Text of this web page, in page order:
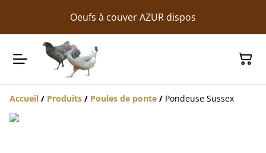
Oeufs à couver AZUR dispos
Accueil / Produits / Poules de ponte / Pondeuse Sussex